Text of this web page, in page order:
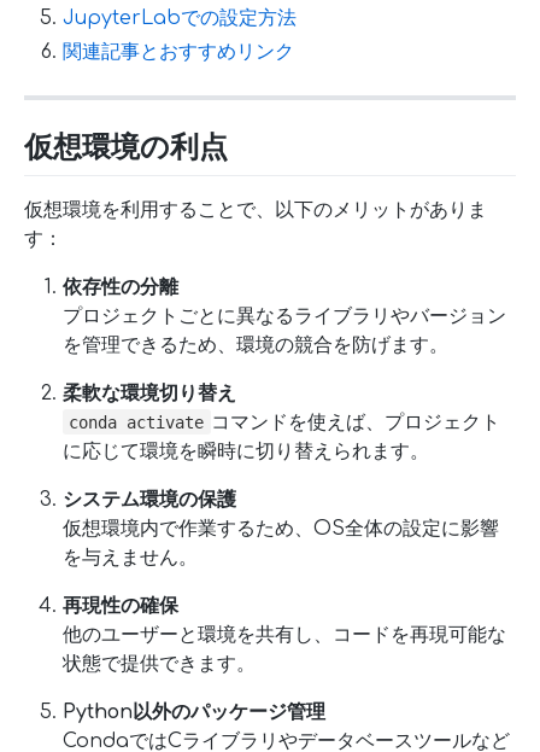
JupyterLabでの設定方法
関連記事とおすすめリンク
仮想環境の利点
仮想環境を利用することで、以下のメリットがありま
す：
依存性の分離
プロジェクトごとに異なるライブラリやバージョン
を管理できるため、環境の競合を防げます。
柔軟な環境切り替え
conda activate コマンドを使えば、プロジェクト
に応じて環境を瞬時に切り替えられます。
システム環境の保護
仮想環境内で作業するため、OS全体の設定に影響
を与えません。
再現性の確保
他のユーザーと環境を共有し、コードを再現可能な
状態で提供できます。
Python以外のパッケージ管理
CondaではCライブラリやデータベースツールなど